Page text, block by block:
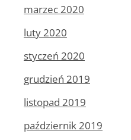
marzec 2020
luty 2020
styczeń 2020
grudzień 2019
listopad 2019
październik 2019